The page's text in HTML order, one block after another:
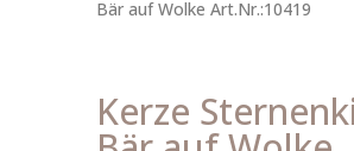
Bär auf Wolke Art.Nr.:10419
Kerze